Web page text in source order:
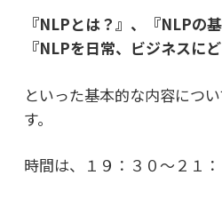
『NLPとは？』、『NLPの基
『NLPを日常、ビジネスに
といった基本的な内容につ
す。
時間は、１９：３０～２１：